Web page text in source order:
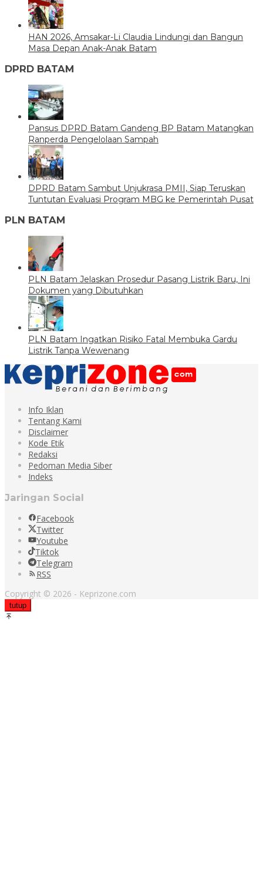
HAN 2026, Amsakar-Li Claudia Lindungi dan Bangun
Masa Depan Anak-Anak Batam
DPRD BATAM
Pansus DPRD Batam Gandeng BP Batam Matangkan
Ranperda Pengelolaan Sampah
DPRD Batam Sambut Unjukrasa PMII, Siap Teruskan
Tuntutan Evaluasi Program MBG ke Pemerintah Pusat
PLN BATAM
PLN Batam Jelaskan Prosedur Pasang Listrik Baru, Ini
Dokumen yang Dibutuhkan
PLN Batam Ingatkan Risiko Fatal Membuka Gardu
Listrik Tanpa Wewenang
Info Iklan
Tentang Kami
Disclaimer
Kode Etik
Redaksi
Pedoman Media Siber
Indeks
Jaringan Social
Facebook
Twitter
Youtube
Tiktok
Telegram
RSS
Copyright © 2026 - Keprizone.com
tutup